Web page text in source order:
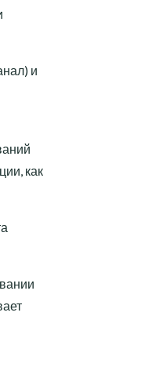
и
как